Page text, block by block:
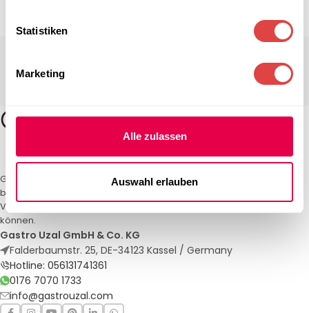
Statistiken
Marketing
Alle zulassen
Auswahl erlauben
Gastro Uzal – Ihr Spezialist für Gastronomiemöbel und -textilien. Wir
bieten maßgeschneiderte Lösungen für Restaurants, Hotels und
Veranstaltungen. Qualität und Service, auf die Sie sich verlassen
können.
Gastro Uzal GmbH & Co. KG
Falderbaumstr. 25, DE-34123 Kassel / Germany
Hotline: 056131741361
0176 7070 1733
info@gastrouzal.com